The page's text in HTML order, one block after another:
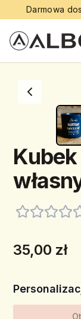
Darmowa
35,00 zł